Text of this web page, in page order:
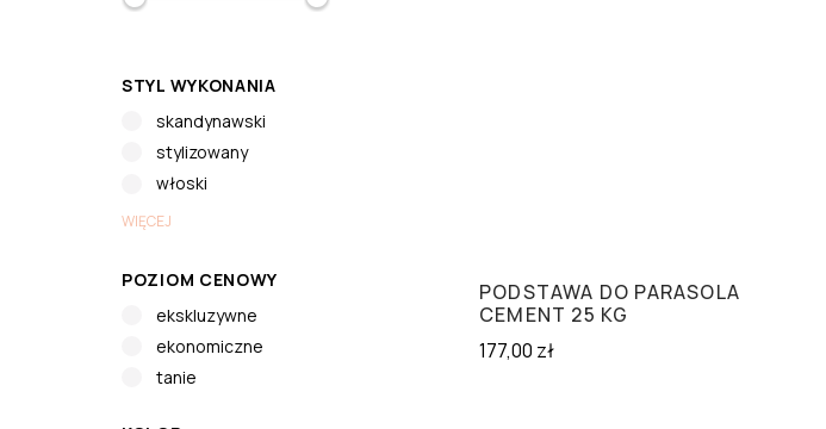
STYL WYKONANIA
skandynawski
stylizowany
włoski
WIĘCEJ
POZIOM CENOWY
ekskluzywne
ekonomiczne
tanie
PODSTAWA DO PARASOLA
CEMENT 25 KG
177,00 zł